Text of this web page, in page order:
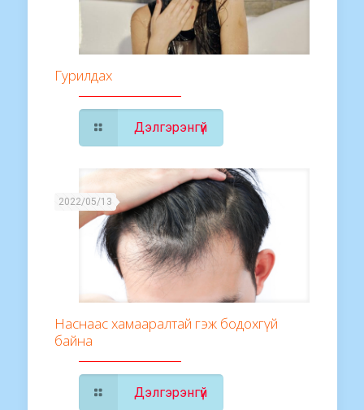
Гурилдах
Дэлгэрэнгүй
2022/05/13
Наснаас хамааралтай гэж бодохгүй
байна
Дэлгэрэнгүй